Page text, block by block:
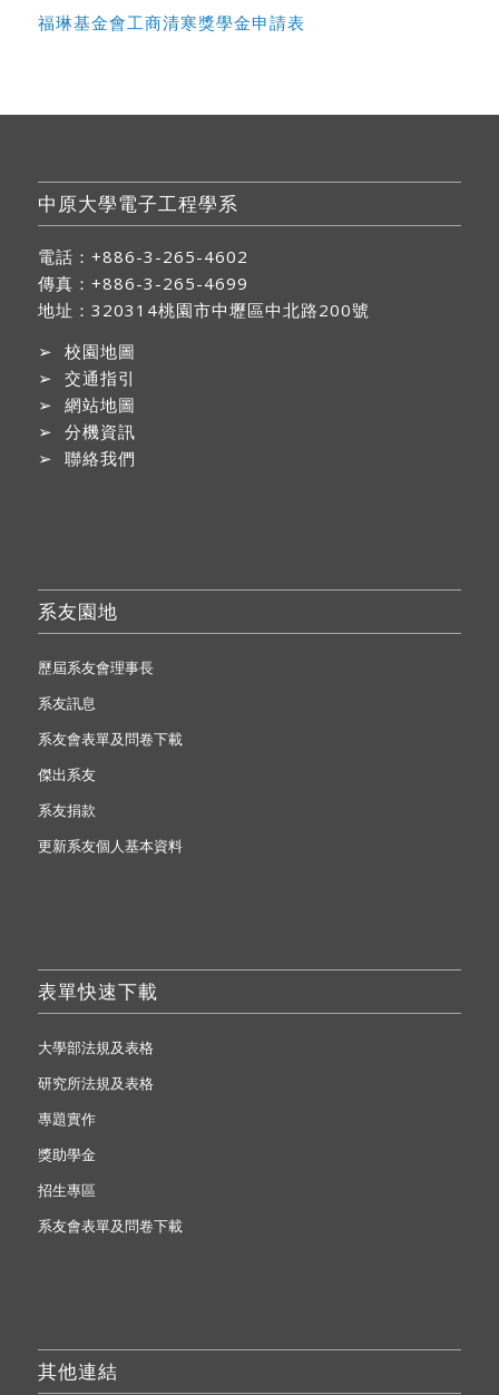
福琳基金會工商清寒獎學金申請表
中原大學電子工程學系
電話：+886-3-265-4602
傳真：+886-3-265-4699
地址： 320314桃園市中壢區中北路200號
➢ 校園地圖
➢ 交通指引
➢ 網站地圖
➢ 分機資訊
➢ 聯絡我們
系友園地
歷屆系友會理事長
系友訊息
系友會表單及問卷下載
傑出系友
系友捐款
更新系友個人基本資料
表單快速下載
大學部法規及表格
研究所法規及表格
專題實作
獎助學金
招生專區
系友會表單及問卷下載
其他連結